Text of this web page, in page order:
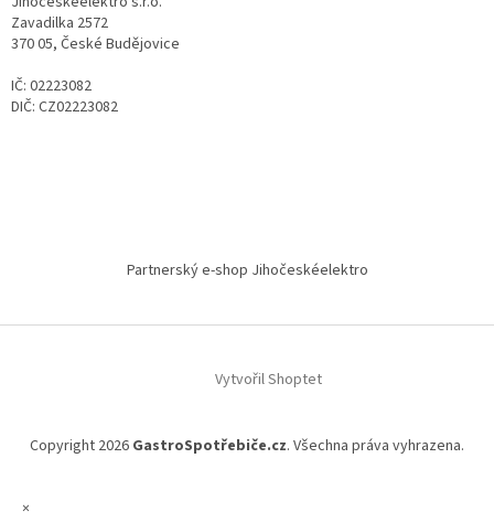
Zavadilka 2572
370 05, České Budějovice
IČ: 02223082
DIČ: CZ02223082
Partnerský e-shop Jihočeskéelektro
Vytvořil Shoptet
Copyright 2026 GastroSpotřebiče.cz. Všechna práva vyhrazena.
×